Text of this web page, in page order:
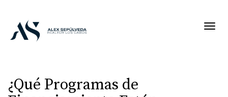
¿Qué Programas de